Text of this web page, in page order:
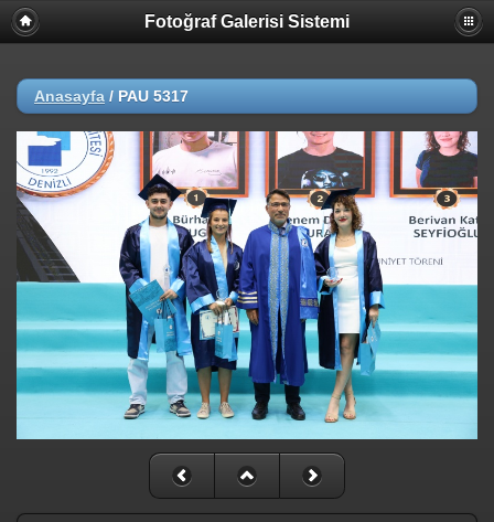
Fotoğraf Galerisi Sistemi
Anasayfa / PAU 5317